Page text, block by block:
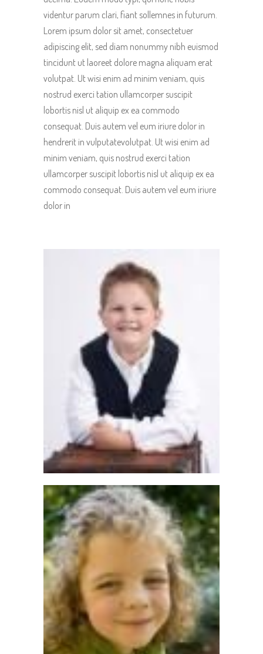
videntur parum clari, fiant sollemnes in futurum.
Lorem ipsum dolor sit amet, consectetuer
adipiscing elit, sed diam nonummy nibh euismod
tincidunt ut laoreet dolore magna aliquam erat
volutpat. Ut wisi enim ad minim veniam, quis
nostrud exerci tation ullamcorper suscipit
lobortis nisl ut aliquip ex ea commodo
consequat. Duis autem vel eum iriure dolor in
hendrerit in vulputatevolutpat. Ut wisi enim ad
minim veniam, quis nostrud exerci tation
ullamcorper suscipit lobortis nisl ut aliquip ex ea
commodo consequat. Duis autem vel eum iriure
dolor in